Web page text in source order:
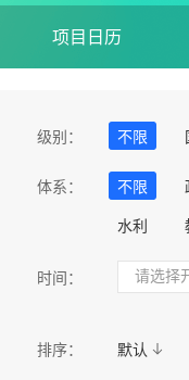
项目日历
级别： 不限
体系： 不限
水利
民政
时间：
排序： 默认